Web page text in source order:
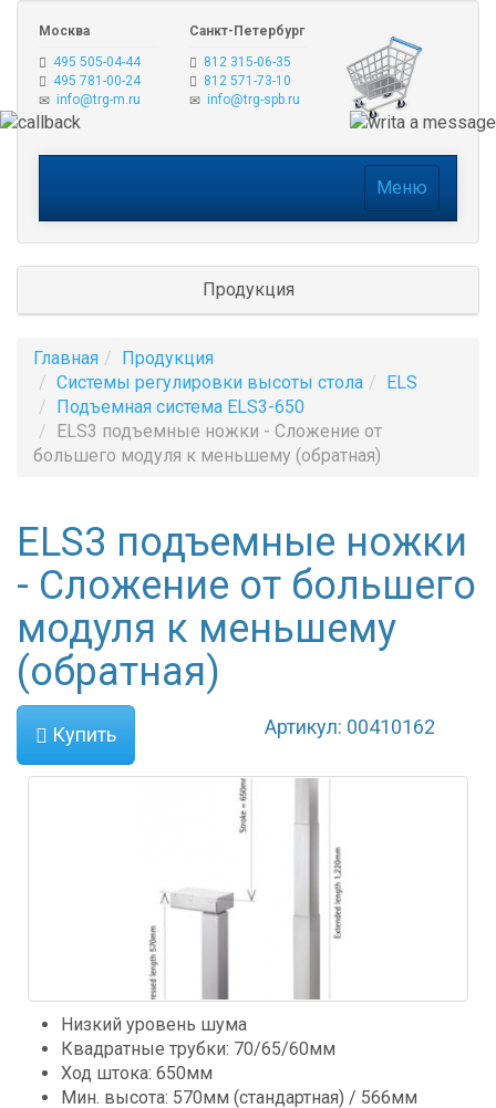
Москва
495 505-04-44
495 781-00-24
info@trg-m.ru
Санкт-Петербург
812 315-06-35
812 571-73-10
info@trg-spb.ru
Меню
Продукция
Главная
Продукция
Системы регулировки высоты стола
ELS
Подъемная система ELS3-650
ELS3 подъемные ножки - Сложение от
большего модуля к меньшему (обратная)
ELS3 подъемные ножки
- Сложение от большего
модуля к меньшему
(обратная)
Купить Артикул: 00410162
Низкий уровень шума
Квадратные трубки: 70/65/60мм
Ход штока: 650мм
Мин. высота: 570мм (стандартная) / 566мм